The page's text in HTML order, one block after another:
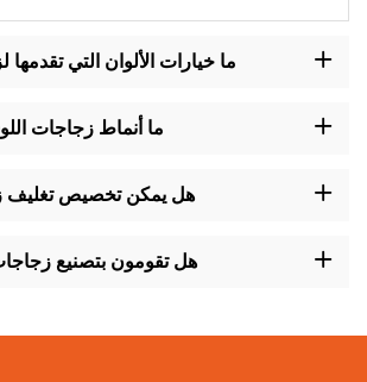
ما خيارات الألوان التي
اختر من مجموعة
صورة علامتك التجارية
الخاصة
ما أنماط زجاجات
تتوفر عبوات
المسطح، وغير
هل يمكن تخصيص تغليف
مظهر فريد ينسجم مع هوية علامتك التجارية
هل تقومون بتصنيع